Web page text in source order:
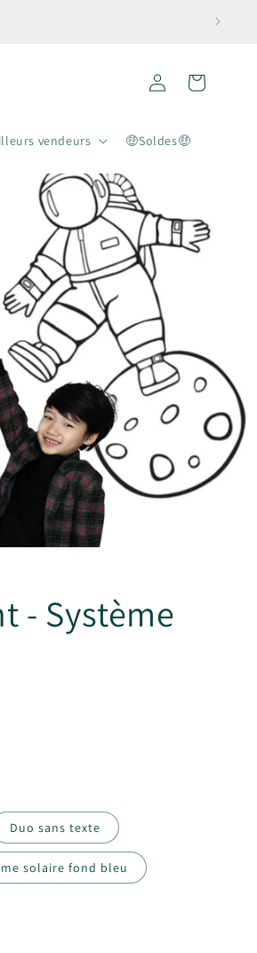
vendeurs 🤑Soldes🤑
Connexion Panier
- Système
Duo sans texte
solaire fond bleu